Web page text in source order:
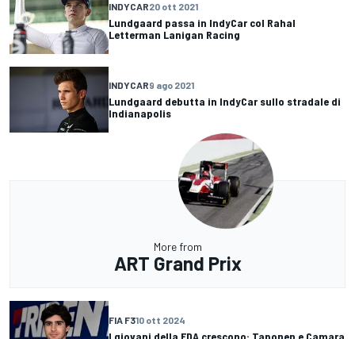
INDYCAR20 ott 2021
Lundgaard passa in IndyCar col Rahal
Letterman Lanigan Racing
INDYCAR9 ago 2021
Lundgaard debutta in IndyCar sullo stradale di
Indianapolis
More from
ART Grand Prix
FIA F310 ott 2024
I giovani della FDA crescono: Taponen e Camara